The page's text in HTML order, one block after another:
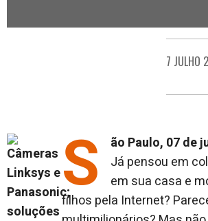
7 JULHO
S ão Paulo, 07 de
Já pensou em
em sua casa e
filhos pela Internet?